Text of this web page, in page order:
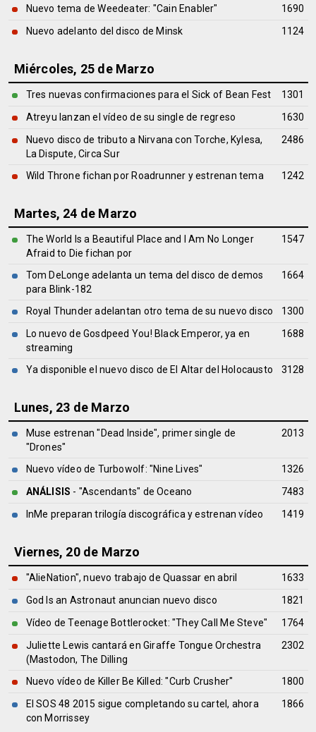
Nuevo tema de Weedeater: "Cain Enabler"
1690
Nuevo adelanto del disco de Minsk
1124
Miércoles, 25 de Marzo
Tres nuevas confirmaciones para el Sick of Bean Fest
1301
Atreyu lanzan el vídeo de su single de regreso
1630
Nuevo disco de tributo a Nirvana con Torche, Kylesa,
La Dispute, Circa Sur
2486
Wild Throne fichan por Roadrunner y estrenan tema 1242
Martes, 24 de Marzo
The World Is a Beautiful Place and I Am No Longer
Afraid to Die fichan por
1547
Tom DeLonge adelanta un tema del disco de demos
para Blink-182
1664
Royal Thunder adelantan otro tema de su nuevo disco
1300
Lo nuevo de Gosdpeed You! Black Emperor, ya en
streaming
1688
Ya disponible el nuevo disco de El Altar del Holocausto 3128
Lunes, 23 de Marzo
Muse estrenan "Dead Inside", primer single de
"Drones"
2013
Nuevo vídeo de Turbowolf: "Nine Lives"
1326
ANÁLISIS - "Ascendants" deOceano
7483
InMe preparan trilogía discográfica y estrenan vídeo
1419
Viernes, 20 de Marzo
"AlieNation", nuevo trabajo de Quassar en abril
1633
God Is an Astronaut anuncian nuevo disco
1821
Vídeo de Teenage Bottlerocket: "They Call Me Steve"
1764
Juliette Lewis cantará en Giraffe Tongue Orchestra
(Mastodon, The Dilling
2302
Nuevo vídeo de Killer Be Killed: "Curb Crusher"
1800
El SOS 48 2015 sigue completando su cartel, ahora
con Morrissey
1866